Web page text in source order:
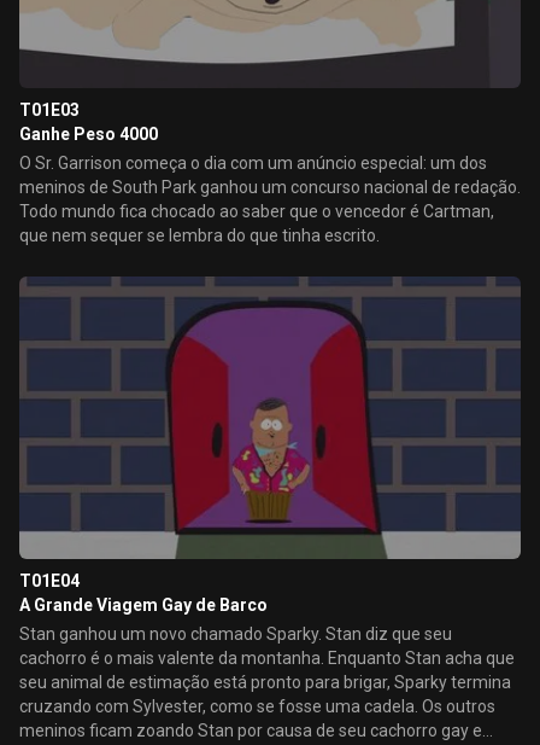
T01E03
Ganhe Peso 4000
O Sr. Garrison começa o dia com um anúncio especial: um dos
meninos de South Park ganhou um concurso nacional de redação.
Todo mundo fica chocado ao saber que o vencedor é Cartman,
que nem sequer se lembra do que tinha escrito.
T01E04
A Grande Viagem Gay de Barco
Stan ganhou um novo chamado Sparky. Stan diz que seu
cachorro é o mais valente da montanha. Enquanto Stan acha que
seu animal de estimação está pronto para brigar, Sparky termina
cruzando com Sylvester, como se fosse uma cadela. Os outros
meninos ficam zoando Stan por causa de seu cachorro gay e